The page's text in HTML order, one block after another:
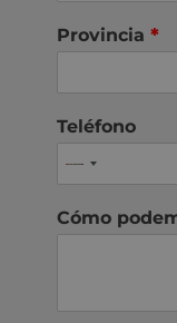
Provincia *
Teléfono
Cómo